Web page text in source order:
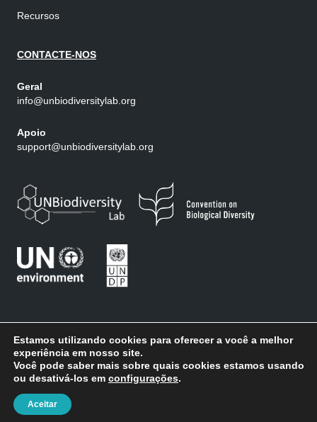
Recursos
CONTACTE-NOS
Geral
info@unbiodiversitylab.org
Apoio
support@unbiodiversitylab.org
Termos de uso| Política de privacidade
UN Biodiversity Lab - Todos os direitos reservados
Estamos utilizando cookies para oferecer a você a melhor
experiência em nosso site.
Você pode saber mais sobre quais cookies estamos usando
ou desativá-los em configurações.
Aceitar